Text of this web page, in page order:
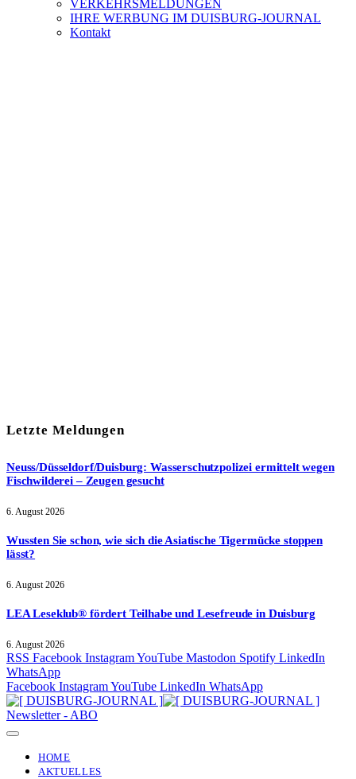
VERKEHRSMELDUNGEN
IHRE WERBUNG IM DUISBURG-JOURNAL
Kontakt
Letzte Meldungen
Neuss/Düsseldorf/Duisburg: Wasserschutzpolizei ermittelt wegen
Fischwilderei – Zeugen gesucht
6. August 2026
Wussten Sie schon, wie sich die Asiatische Tigermücke stoppen
lässt?
6. August 2026
LEA Leseklub® fördert Teilhabe und Lesefreude in Duisburg
6. August 2026
RSS Facebook InstagramYouTube Mastodon Spotify LinkedIn
WhatsApp
Facebook InstagramYouTube LinkedIn WhatsApp
Newsletter - ABO
HOME
AKTUELLES